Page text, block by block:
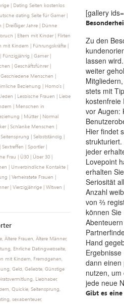
| Dating Seiten kostenlos
dating Seite für Gamer|
| Dreißiger Jahre | Dünne
| Eltern mit Kinder| Flirten
mit Kindern | Führungskräfte |
| Fünzigjährig | Gamer|
| Geschäftsführer|
Geschiedene Menschen |
Beziehung | Homo's |
Jeden | Lesbische Frauen | Liebe
| Menschen in
| Mütter| Normal
| Schlanke Menschen |
Seitensprung | Selbstständig |
| Sextreffen | Sportler|
Frau | Ü30 | Über 30 |
| Unverbindliche Kontakte |
| Verheiratete Frauen |
| Vierzigjährige | Witwen |
Ältere Frauen Ältere Männer,
Ehrliche Datingwebseite
mit Kindern Fremdgehen
Geld Geliebte Günstige
Liebhaber,
Quickie Seitensprung
sexabenteuer,
[gallery
Zu den
lassen
weiter
stets mit
kostenfreie
vor Augen:
Hier findet
jeder
Lovepoint
erhalten
Seriosität
Anzahl
von ⅔
können
Hand
dann einen
nutzen,
jede neue
Gibt es eine